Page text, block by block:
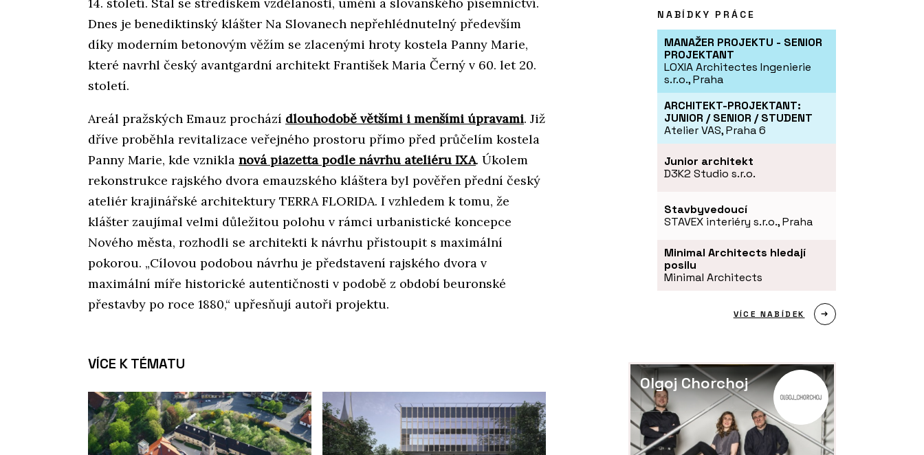
14. století. Stal se střediskem vzdělanosti, umění a slovanského písemnictví.
Dnes je benediktinský klášter Na Slovanech nepřehlédnutelný především
díky moderním betonovým věžím se zlacenými hroty kostela Panny Marie,
které navrhl český avantgardní architekt František Maria Černý v 60. let 20.
století.
Areál pražských Emauz prochází dlouhodobě většími i menšími úpravami. Již
dříve proběhla revitalizace veřejného prostoru přímo před průčelím kostela
Panny Marie, kde vznikla nová piazetta podle návrhu ateliéru IXA. Úkolem
rekonstrukce rajského dvora emauzského kláštera byl pověřen přední český
ateliér krajinářské architektury TERRA FLORIDA. I vzhledem k tomu, že
klášter zaujímal velmi důležitou polohu v rámci urbanistické koncepce
Nového města, rozhodli se architekti k návrhu přistoupit s maximální
pokorou. „Cílovou podobou návrhu je představení rajského dvora v
maximální míře historické autentičnosti v podobě z období beuronské
přestavby po roce 1880,“ upřesňují autoři projektu.
VÍCE K TÉMATU
NABÍDKY PRÁCE
MANAŽER PROJEKTU - SENIOR
PROJEKTANT
LOXIA Architectes Ingenierie
s.r.o., Praha
ARCHITEKT-PROJEKTANT:
JUNIOR / SENIOR / STUDENT
Atelier VAS, Praha 6
Junior architekt
D3K2 Studio s.r.o.
Stavbyvedoucí
STAVEX interiéry s.r.o., Praha
Minimal Architects hledají
posilu
Minimal Architects
VÍCE NABÍDEK
Olgoj Chorchoj